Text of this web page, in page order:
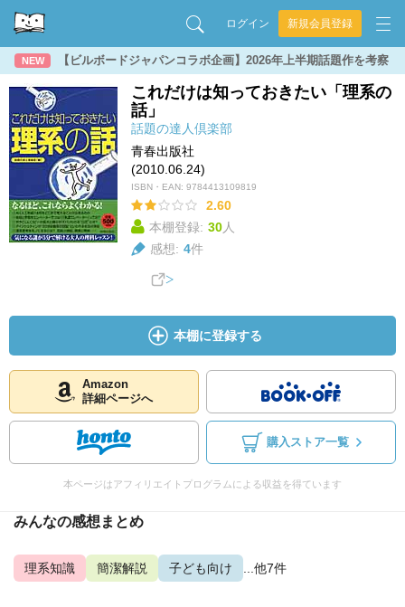
ログイン 新規会員登録
NEW 【ビルボードジャパンコラボ企画】2026年上半期話題作を考察
これだけは知っておきたい「理系の
話」
話題の達人倶楽部
青春出版社
(2010.06.24)
ISBN・EAN: 9784413109819
2.60
本棚登録: 30人
感想: 4件
本棚に登録する
Amazon
詳細ページへ
購入ストア一覧
本ページはアフィリエイトプログラムによる収益を得ています
みんなの感想まとめ
理系知識 簡潔解説 子ども向け ...他7件